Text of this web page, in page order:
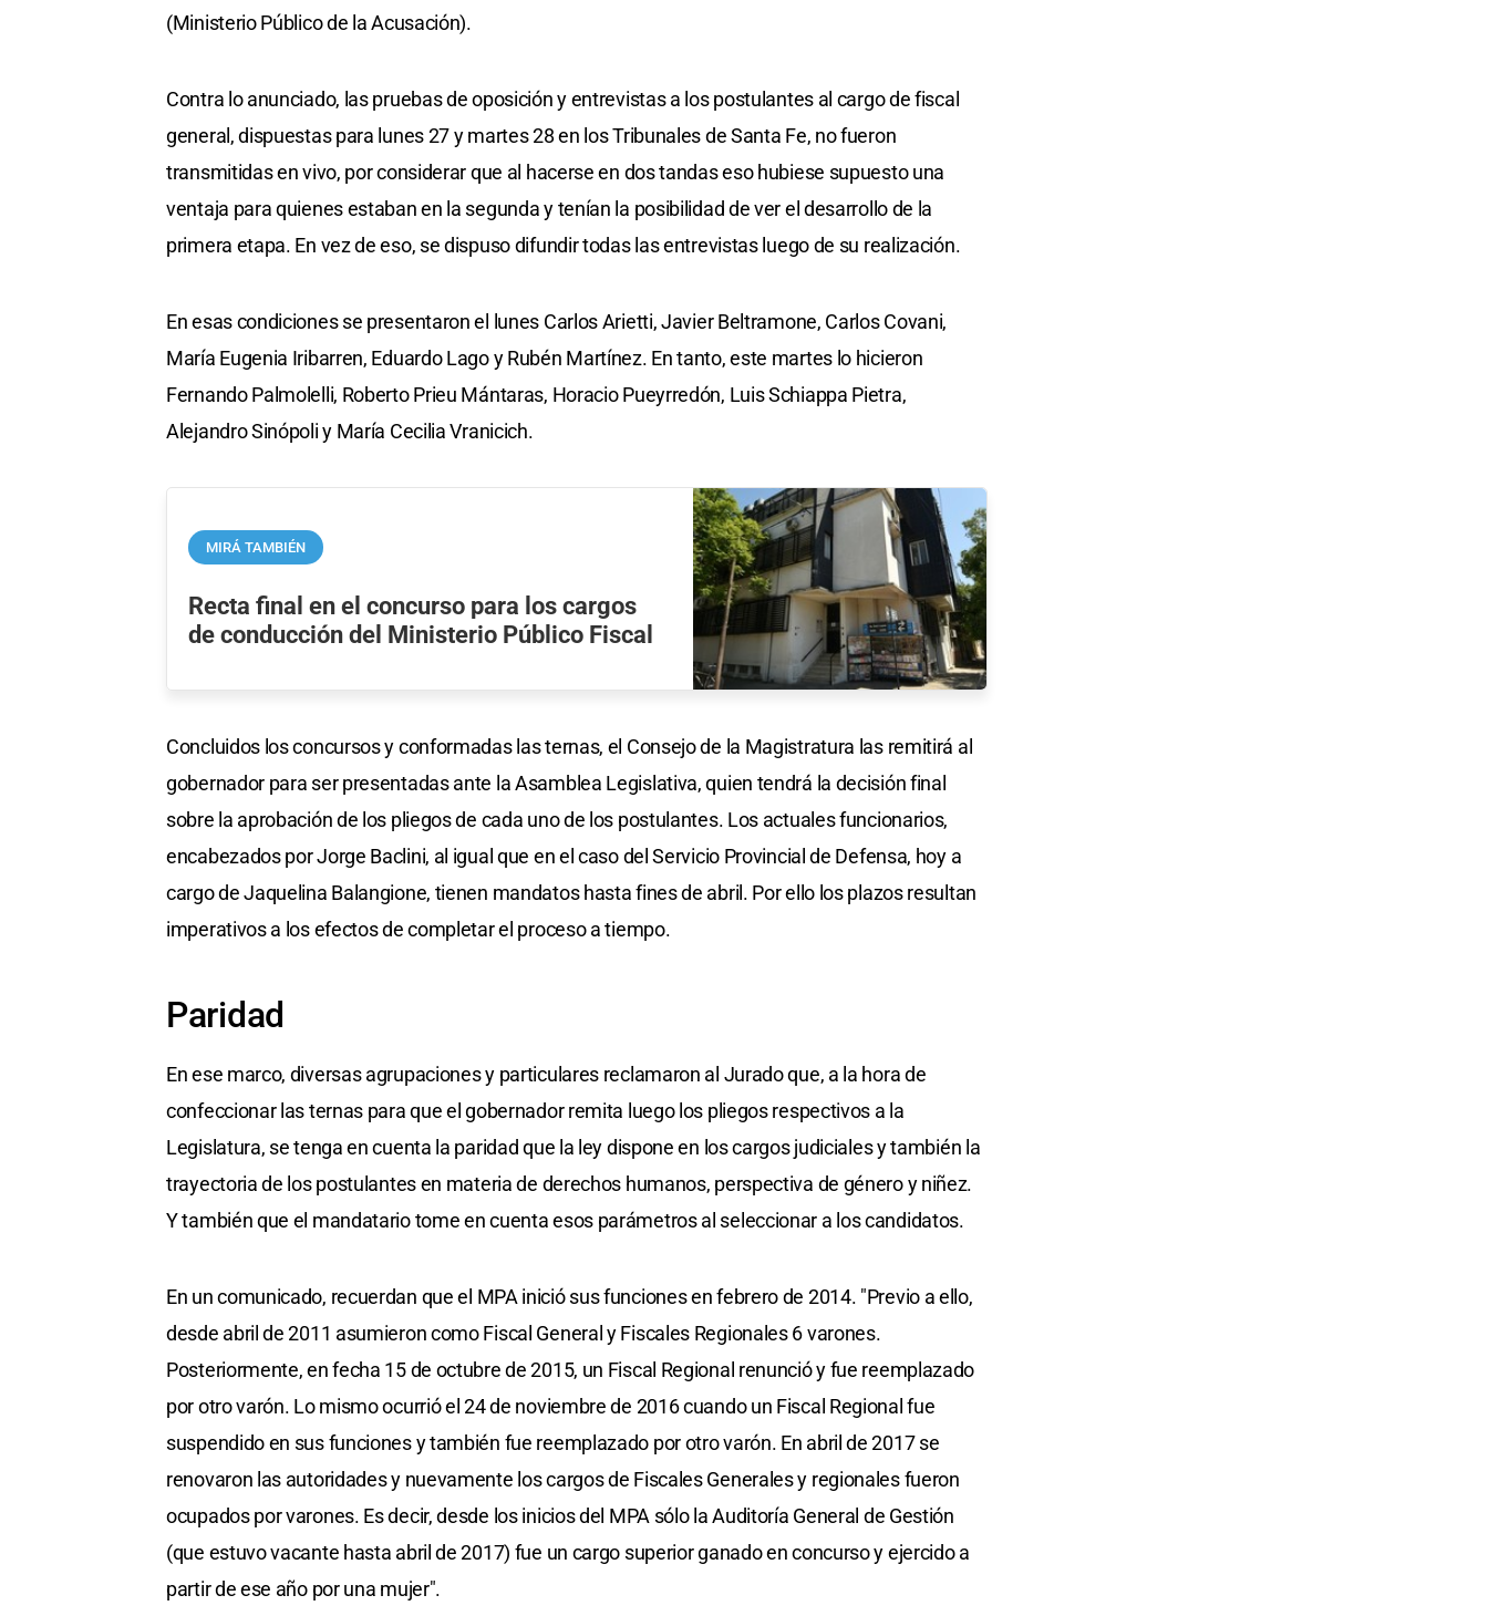
(Ministerio Público de la Acusación).
Contra lo anunciado, las pruebas de oposición y entrevistas a los postulantes al cargo de fiscal
general, dispuestas para lunes 27 y martes 28 en los Tribunales de Santa Fe, no fueron
transmitidas en vivo, por considerar que al hacerse en dos tandas eso hubiese supuesto una
ventaja para quienes estaban en la segunda y tenían la posibilidad de ver el desarrollo de la
primera etapa. En vez de eso, se dispuso difundir todas las entrevistas luego de su realización.
En esas condiciones se presentaron el lunes Carlos Arietti, Javier Beltramone, Carlos Covani,
María Eugenia Iribarren, Eduardo Lago y Rubén Martínez. En tanto, este martes lo hicieron
Fernando Palmolelli, Roberto Prieu Mántaras, Horacio Pueyrredón, Luis Schiappa Pietra,
Alejandro Sinópoli y María Cecilia Vranicich.
MIRÁ TAMBIÉN
Recta final en el concurso para los cargos
de conducción del Ministerio Público Fiscal
Concluidos los concursos y conformadas las ternas, el Consejo de la Magistratura las remitirá al
gobernador para ser presentadas ante la Asamblea Legislativa, quien tendrá la decisión final
sobre la aprobación de los pliegos de cada uno de los postulantes. Los actuales funcionarios,
encabezados por Jorge Baclini, al igual que en el caso del Servicio Provincial de Defensa, hoy a
cargo de Jaquelina Balangione, tienen mandatos hasta fines de abril. Por ello los plazos resultan
imperativos a los efectos de completar el proceso a tiempo.
Paridad
En ese marco, diversas agrupaciones y particulares reclamaron al Jurado que, a la hora de
confeccionar las ternas para que el gobernador remita luego los pliegos respectivos a la
Legislatura, se tenga en cuenta la paridad que la ley dispone en los cargos judiciales y también la
trayectoria de los postulantes en materia de derechos humanos, perspectiva de género y niñez.
Y también que el mandatario tome en cuenta esos parámetros al seleccionar a los candidatos.
En un comunicado, recuerdan que el MPA inició sus funciones en febrero de 2014. "Previo a ello,
desde abril de 2011 asumieron como Fiscal General y Fiscales Regionales 6 varones.
Posteriormente, en fecha 15 de octubre de 2015, un Fiscal Regional renunció y fue reemplazado
por otro varón. Lo mismo ocurrió el 24 de noviembre de 2016 cuando un Fiscal Regional fue
suspendido en sus funciones y también fue reemplazado por otro varón. En abril de 2017 se
renovaron las autoridades y nuevamente los cargos de Fiscales Generales y regionales fueron
ocupados por varones. Es decir, desde los inicios del MPA sólo la Auditoría General de Gestión
(que estuvo vacante hasta abril de 2017) fue un cargo superior ganado en concurso y ejercido a
partir de ese año por una mujer".